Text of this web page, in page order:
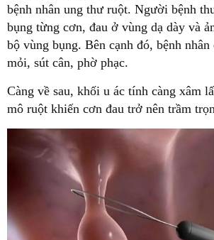
bệnh nhân ung thư ruột. Người bệnh
bụng từng cơn, đau ở vùng dạ dày và
bộ vùng bụng. Bên cạnh đó, bệnh
mỏi, sút cân, phờ phạc.
Càng về sau, khối u ác tính càng xâm
mô ruột khiến cơn đau trở nên trầm